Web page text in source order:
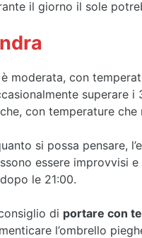
il giorno il sole
è moderata, con
superare
con temperature
si possa pensare,
essere improvvisi
le 21:00.
di portare con
l’ombrello